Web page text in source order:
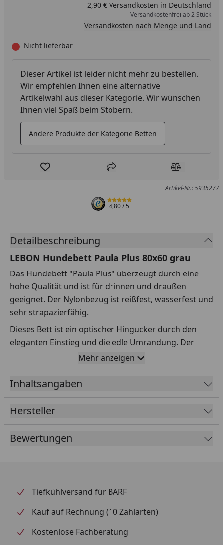
2,90 € Versandkosten in Deutschland
Versandkostenfrei ab 2 Stück
Versandkosten nach Menge und Land
Nicht lieferbar
Dieser Artikel ist leider nicht mehr zu bestellen.
Wir empfehlen Ihnen eine alternative
Artikelwahl aus dieser Kategorie. Wir wünschen
Ihnen viel Spaß beim Stöbern.
Andere Produkte der Kategorie Betten
Produkt zur Wunschliste hinzufügen
Teilen Produkt
Artikel-Nr.: 5935277
4,80/ 5
Detailbeschreibung
LEBON Hundebett Paula Plus 80x60 grau
Das Hundebett "Paula Plus" überzeugt durch eine
hohe Qualität und ist für drinnen und draußen
geeignet. Der Nylonbezug ist reißfest, wasserfest und
sehr strapazierfähig.
Dieses Bett ist ein optischer Hingucker durch den
eleganten Einstieg und die edle Umrandung. Der
Bezug lässt sich einfach durch einen Reißverschluss
komplett abziehen und ist bei 40°C waschbar.
Ebenso ist eine einfache Pflege durch ein feuchtes
abwischen des Bezuges möglich.
NEU: Dieses Hundebett hat die besondere
Eigenschaft des „MEMORY EFFEKT“. Durch den
inneren Kern werden die Gelenke Ihres Hundes
Nach KURZER ZEIT NIMMT DAS MATERIAL SEINE
jungen Hunden oder bereits älteren Hunden bietet
die zusätzliche Auflage die perfekte Beschaffenheit
Mehr anzeigen
Inhaltsangaben
Hersteller
Bewertungen
Tiefkühlversand für BARF
Kauf auf Rechnung (10 Zahlarten)
Kostenlose Fachberatung